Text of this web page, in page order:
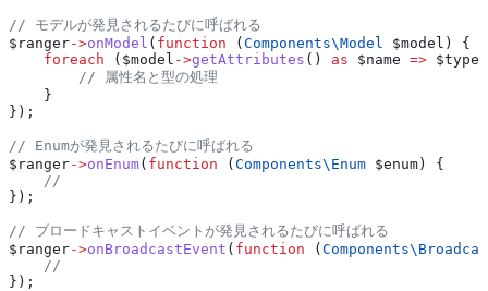
// モデルが発見されるたびに呼ばれる
$ranger->onModel ( function (Components\Model $model ) {
    foreach
( $model ->getAttributes () as $name => $type
        // 属性名と型の処理
    }
});
// Enumが発見されるたびに呼ばれる
$ranger->onEnum( function (Components\ Enum $enum) {
    //
});
// ブロードキャストイベントが発見されるたびに呼ばれる
$ranger->onBroadcastEvent ( function (Components\
    //
});